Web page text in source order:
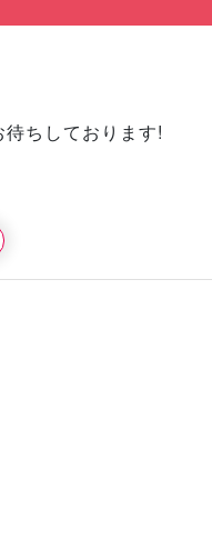
ちしております!